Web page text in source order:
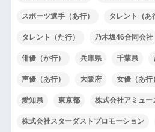
スポーツ選手（あ行） タレント（あ
タレント（た行） 乃木坂46合同会社
俳優（か行） 兵庫県 千葉県
声優（あ行） 大阪府 女優（あ行）
愛知県 東京都 株式会社アミュー
株式会社スターダストプロモーション